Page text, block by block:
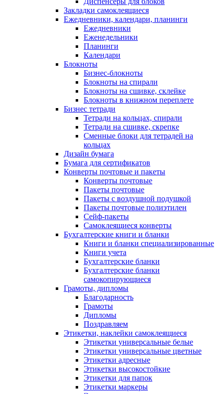
Закладки самоклеящиеся
Ежедневники, календари, планинги
Ежедневники
Еженедельники
Планинги
Календари
Блокноты
Бизнес-блокноты
Блокноты на спирали
Блокноты на сшивке, склейке
Блокноты в книжном переплете
Бизнес тетради
Тетради на кольцах, спирали
Тетради на сшивке, скрепке
Сменные блоки для тетрадей на
кольцах
Дизайн бумага
Бумага для сертификатов
Конверты почтовые и пакеты
Конверты почтовые
Пакеты почтовые
Пакеты с воздушной подушкой
Пакеты почтовые полиэтилен
Сейф-пакеты
Самоклеящиеся конверты
Бухгалтерские книги и бланки
Книги и бланки специализированные
Книги учета
Бухгалтерские бланки
Бухгалтерские бланки
самокопирующиеся
Грамоты, дипломы
Благодарность
Грамоты
Дипломы
Поздравляем
Этикетки, наклейки самоклеящиеся
Этикетки универсальные белые
Этикетки универсальные цветные
Этикетки адресные
Этикетки высокостойкие
Этикетки для папок
Этикетки маркеры